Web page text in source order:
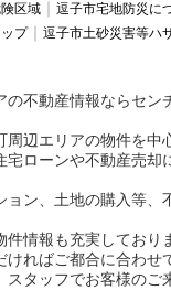
区域
逗子市宅地防災に
プ
逗子市土砂災害等ハ
の不動産情報ならセン
周辺エリアの物件を中
宅ローンや不動産売却
ョン、土地の購入等、
情報も充実しており
ければご都合に合わせ
スタッフでお客様のご